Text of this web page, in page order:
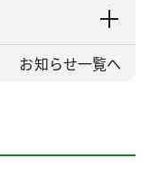
お知らせ一覧へ